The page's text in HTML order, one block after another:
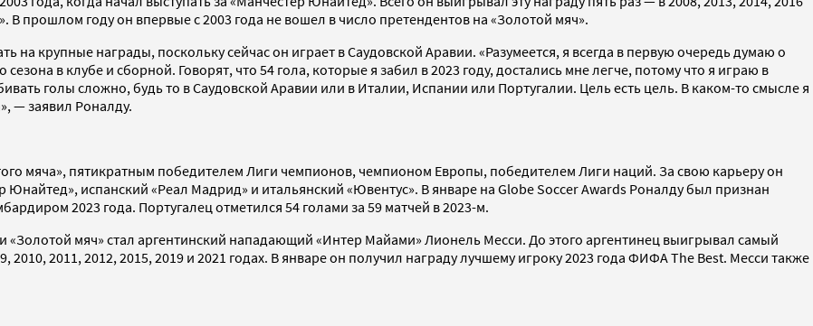
В прошлом году он впервые с 2003 года не вошел в число претендентов на «Золотой мяч».
на крупные награды, поскольку сейчас он играет в Саудовской Аравии. «Разумеется, я всегда в первую очередь думаю о
в клубе и сборной. Говорят, что 54 гола, которые я забил в 2023 году, достались мне легче, потому что я играю в
голы сложно, будь то в Саудовской Аравии или в Италии, Испании или Португалии. Цель есть цель. В каком-то смысле я
— заявил Роналду.
мяча», пятикратным победителем Лиги чемпионов, чемпионом Европы, победителем Лиги наций. За свою карьеру он
Юнайтед», испанский «Реал Мадрид» и итальянский «Ювентус». В январе на Globe Soccer Awards Роналду был признан
2023 года. Португалец отметился 54 голами за 59 матчей в 2023-м.
мяч» стал аргентинский нападающий «Интер Майами» Лионель Месси. До этого аргентинец выигрывал самый
2011, 2012, 2015, 2019 и 2021 годах. В январе он получил награду лучшему игроку 2023 года ФИФА The Best. Месси также